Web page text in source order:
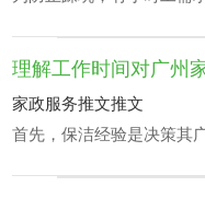
最优化的同时赢得更多附
中心荔湾小时工费用的核
丰泽园将用HR下文文章做
家政服务推文推文
首先，保洁经验是决策其